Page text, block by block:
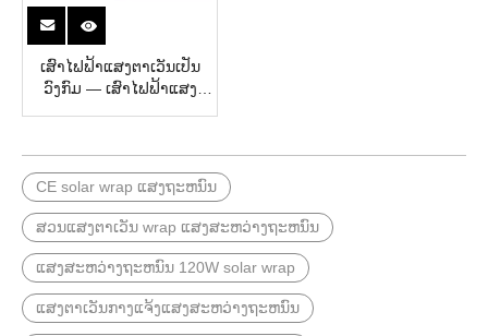
ເສົາໄຟຟ້າແສງຕາເວັນເປັນ
ວົງກົມ — ເສົາໄຟຟ້າແສງ
ຕາເວັນ
CE solar wrap ແສງຖະຫນົນ
ສວນແສງຕາເວັນ wrap ແສງສະຫວ່າງຖະຫນົນ
ແສງສະຫວ່າງຖະຫນົນ 120W solar wrap
ແສງຕາເວັນກາງແຈ້ງແສງສະຫວ່າງຖະຫນົນ